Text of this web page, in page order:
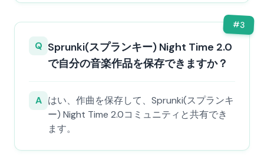
#3
Q Sprunki(スプランキー) Night Time 2.0
で自分の音楽作品を保存できますか？
A はい、作曲を保存して、Sprunki(スプランキ
ー) Night Time 2.0コミュニティと共有でき
ます。